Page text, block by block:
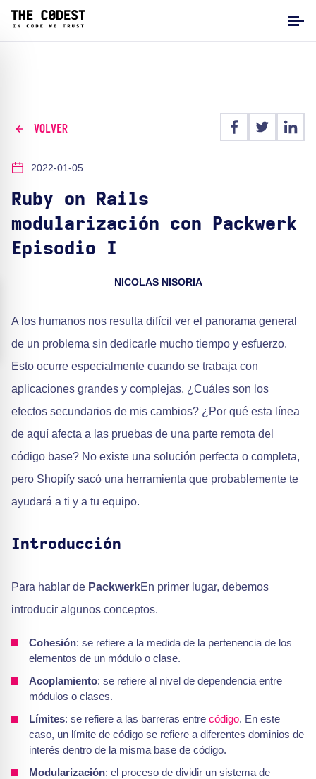
VOLVER
2022-01-05
Ruby on Rails
modularización con Packwerk
Episodio I
NICOLAS NISORIA
A los humanos nos resulta difícil ver el panorama general
de un problema sin dedicarle mucho tiempo y esfuerzo.
Esto ocurre especialmente cuando se trabaja con
aplicaciones grandes y complejas. ¿Cuáles son los
efectos secundarios de mis cambios? ¿Por qué esta línea
de aquí afecta a las pruebas de una parte remota del
código base? No existe una solución perfecta o completa,
pero Shopify sacó una herramienta que probablemente te
ayudará a ti y a tu equipo.
Introducción
Para hablar de PackwerkEn primer lugar, debemos
introducir algunos conceptos.
Cohesión: se refiere a la medida de la pertenencia de los
elementos de un módulo o clase.
Acoplamiento: se refiere al nivel de dependencia entre
módulos o clases.
Límites: se refiere a las barreras entre código. En este
caso, un límite de código se refiere a diferentes dominios de
interés dentro de la misma base de código.
Modularización: el proceso de dividir un sistema de